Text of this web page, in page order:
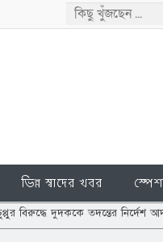
ভিন্ন স্বাদের খবর
তদন্তের নির্দেশ আদালতের|